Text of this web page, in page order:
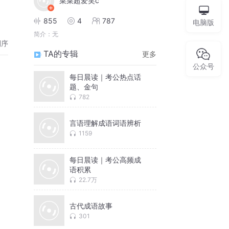
855 4 787
简介： 无
TA的专辑 更多
每日晨读｜考公热点话
题、金句
782
言语理解成语词语辨析
1159
每日晨读｜考公高频成
语积累
22.7万
古代成语故事
301
电脑版
公众号